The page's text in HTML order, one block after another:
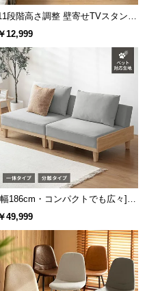
ズをもっと見る
ウッド調の2パターンを
合わせてお選びいただ
段階高さ調整 壁寄せTVスタンド
キャスター付き 上下左右角度調節
￥12,999
186cm・コンパクトでも広々] 3
人掛けソファベッド リクライニン
￥49,999